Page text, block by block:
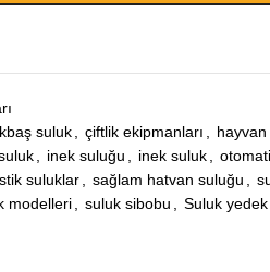
suluk çiftlik ekipmanları hayvan
inek suluğu inek suluk
suluklar sağlam hatvan suluğu
modelleri suluk sibobu Suluk